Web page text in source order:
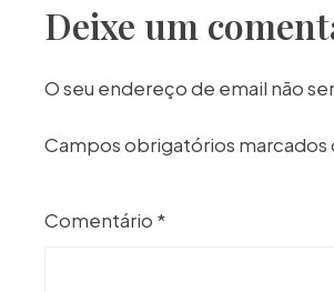
Deixe um
O seu endereço de email não
Campos obrigatórios marcados
Comentário *